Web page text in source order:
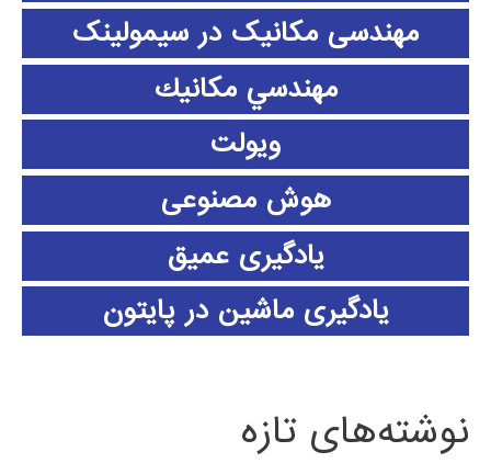
مهندسی مکانیک در سیمولینک
مهندسي مكانيك
ویولت
هوش مصنوعی
یادگیری عمیق
یادگیری ماشین در پایتون
نوشته‌های تازه